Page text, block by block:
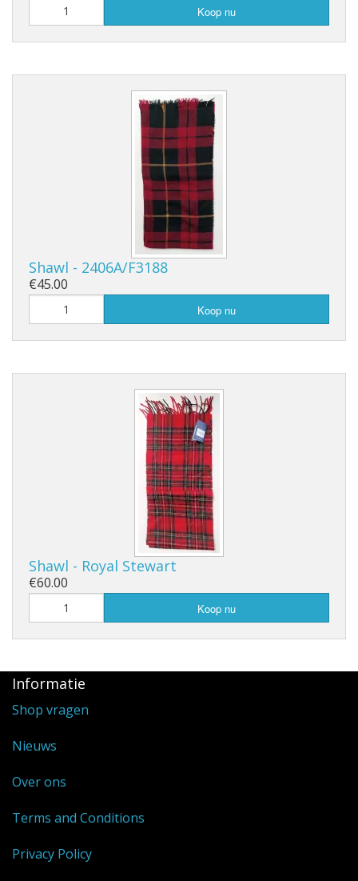
Koop nu
Shawl - 2406A/F3188
€45.00
Koop nu
Shawl - Royal Stewart
€60.00
Koop nu
Informatie
Shop vragen
Nieuws
Over ons
Terms and Conditions
Privacy Policy